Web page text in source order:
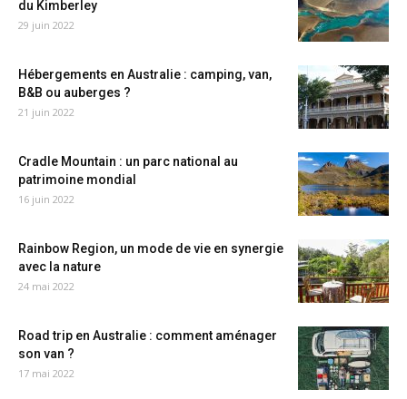
du Kimberley
29 juin 2022
Hébergements en Australie : camping, van,
B&B ou auberges ?
21 juin 2022
Cradle Mountain : un parc national au
patrimoine mondial
16 juin 2022
Rainbow Region, un mode de vie en synergie
avec la nature
24 mai 2022
Road trip en Australie : comment aménager
son van ?
17 mai 2022